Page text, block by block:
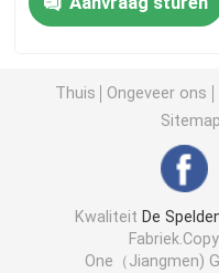
Geborduurde
De Opener van de
De Klem van de
Thuis Ongeveer ons
Sitemap
Kwaliteit De
One（Jiangmen)